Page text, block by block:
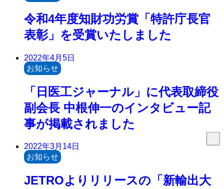
令和4年度知財功労賞「特許庁長官
表彰」を受賞いたしました
2022年4月5日
お知らせ
「日医工ジャーナル」に代表取締役
副会長 中根伸一のインタビュー記
事が掲載されました
2022年3月14日
お知らせ
JETROよりリリースの「新輸出大